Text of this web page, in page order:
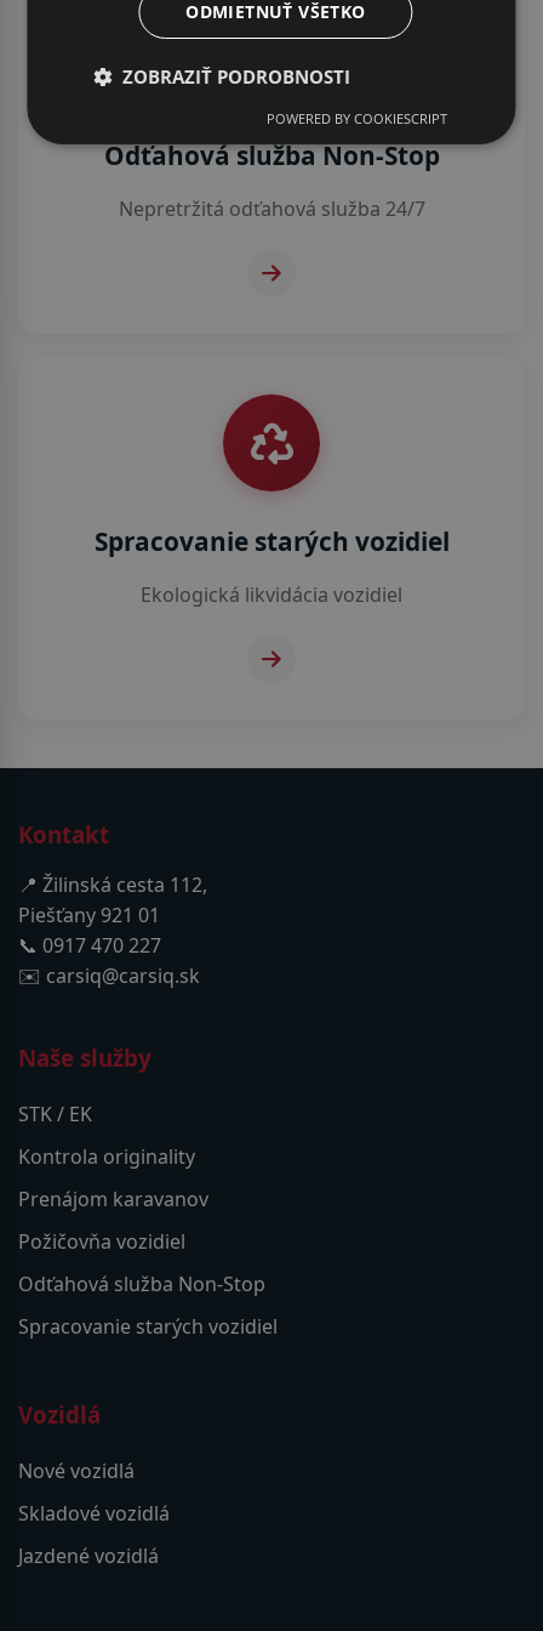
Odťahová služba Non-Stop
Nepretržitá odťahová služba 24/7
Spracovanie starých vozidiel
Ekologická likvidácia vozidiel
Kontakt
📍 Žilinská cesta 112,
Piešťany 921 01
📞 0917 470 227
✉️ carsiq@carsiq.sk
Naše služby
STK / EK
Kontrola originality
Prenájom karavanov
Požičovňa vozidiel
Odťahová služba Non-Stop
Spracovanie starých vozidiel
Vozidlá
Nové vozidlá
Skladové vozidlá
Jazdené vozidlá
ODMIETNUŤ VŠETKO
ZOBRAZIŤ PODROBNOSTI
POWERED BY COOKIESCRIPT